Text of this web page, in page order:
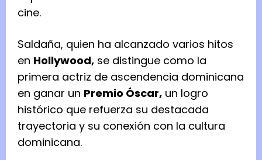
cine.
Saldaña, quien ha alcanzado varios hitos
en Hollywood, se distingue como la
primera actriz de ascendencia dominicana
en ganar un Premio Óscar, un logro
histórico que refuerza su destacada
trayectoria y su conexión con la cultura
dominicana.